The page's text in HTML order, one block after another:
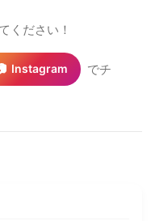
ください！
Instagram
でチ